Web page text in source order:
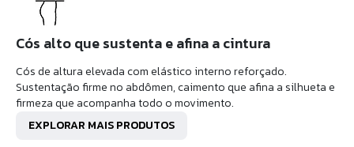
Cós alto que sustenta e afina a cintura
Cós de altura elevada com elástico interno reforçado.
Sustentação firme no abdômen, caimento que afina a silhueta e
firmeza que acompanha todo o movimento.
EXPLORAR MAIS PRODUTOS